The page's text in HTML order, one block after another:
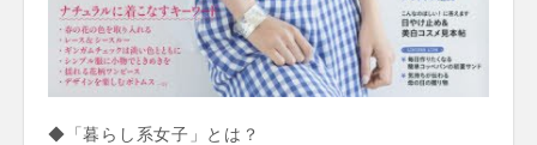
◆「暮らし系女子」とは？